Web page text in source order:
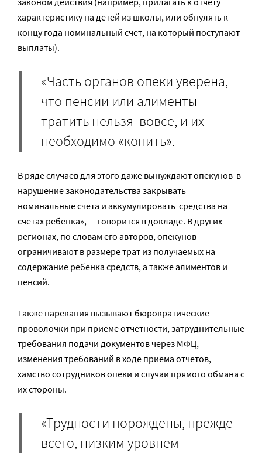
характеристику на детей из школы, или обнулять к
концу года номинальный счет, на который поступают
выплаты).
«Часть органов опеки уверена,
что​ пенсии или алименты
тратить нельзя вовсе, и их
необходимо «копить».
В ряде случаев для этого даже вынуждают опекунов в
нарушение законодательства ​закрывать
номинальные счета ​и аккумулировать средства на
счетах ребенка», — говорится в докладе. В других
регионах, по словам его авторов, опекунов
ограничивают в размере трат из получаемых на
содержание ребенка средств, а также алиментов и
пенсий.
Также нарекания вызывают бюрократические
проволочки при приеме отчетности, затруднительные
требования подачи документов через МФЦ,
изменения требований в ходе приема отчетов,
хамство сотрудников опеки и случаи прямого обмана с
их стороны.
«Трудности порождены, прежде
всего, низким уровнем